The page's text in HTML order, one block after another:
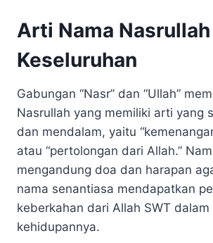
Arti Nama
Keseluruhan
Gabungan “Nasr” dan “Ullah”
Nasrullah yang memiliki arti yang
dan mendalam, yaitu
atau “pertolongan dari Allah.”
mengandung doa dan harapan
nama senantiasa mendapatkan
keberkahan dari Allah SWT
kehidupannya.